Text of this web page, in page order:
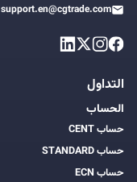
support.en@cgtrade.com
التداول
الحساب
حساب CENT
حساب STANDARD
حساب ECN